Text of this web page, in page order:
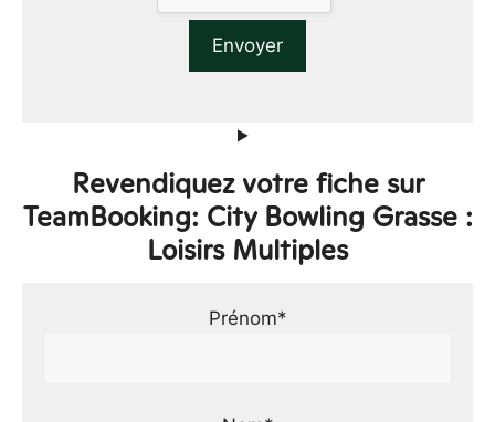
Revendiquez votre fiche sur
TeamBooking: City Bowling Grasse :
Loisirs Multiples
Prénom*